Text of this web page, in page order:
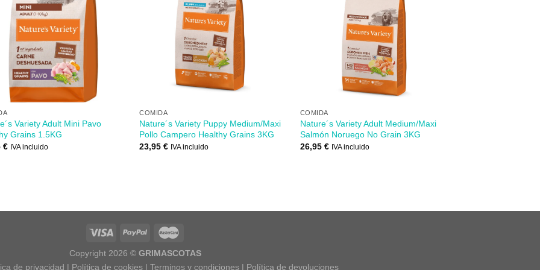
Añadir
lista de
deseos
Variety Adult Mini Pavo
Grains 1.5KG
€ IVA incluido
COMIDA
Nature´s Variety Puppy Medium/Maxi
Pollo Campero Healthy Grains 3KG
23,95€ IVA incluido
COMIDA
Nature´s Variety Adult Medium/Maxi
Salmón Noruego No Grain 3KG
26,95 € IVA incluido
Copyright 2026 © GRIMASCOTAS
de privacidad | Política de cookies| Terminos y condiciones| Política de devoluciones